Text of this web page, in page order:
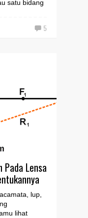
satu bidang
5
Lensa
lup,
lihat